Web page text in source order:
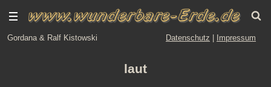
Gordana & Ralf Kistowski Datenschutz Impressum
laut